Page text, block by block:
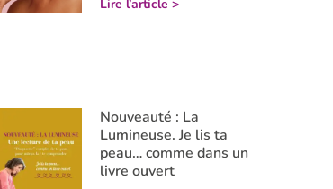
Lire l’article >
Nouveauté : La
Lumineuse. Je lis ta
peau… comme dans un
livre ouvert